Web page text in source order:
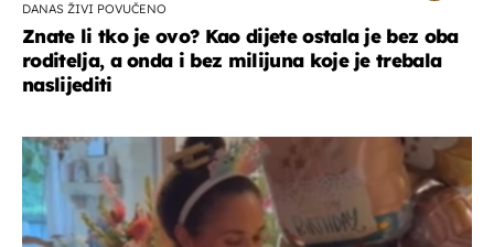
DANAS ŽIVI POVUČENO
Znate li tko je ovo? Kao dijete ostala je bez oba
roditelja, a onda i bez milijuna koje je trebala
naslijediti